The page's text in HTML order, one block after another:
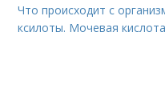
Что происходит с
ксилоты. Мочевая